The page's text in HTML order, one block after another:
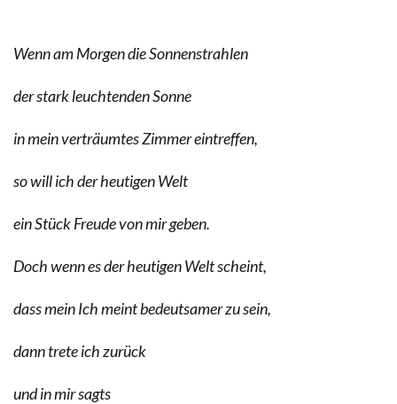
Wenn am Morgen die Sonnenstrahlen
der stark leuchtenden Sonne
in mein verträumtes Zimmer eintreffen,
so will ich der heutigen Welt
ein Stück Freude von mir geben.
Doch wenn es der heutigen Welt scheint,
dass mein Ich meint bedeutsamer zu sein,
dann trete ich zurück
und in mir sagts